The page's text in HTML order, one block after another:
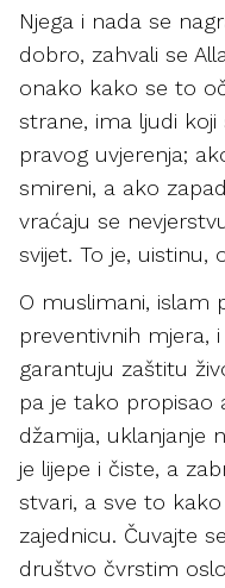
Njega i nada se
dobro, zahvali se
onako kako se to
strane, ima ljudi koji
pravog uvjerenja;
smireni, a ako
vraćaju se
svijet. To je, uistinu,
O muslimani, islam
preventivnih mjera,
garantuju zaštitu
pa je tako propisao
džamija, uklanjanje
je lijepe i čiste, a
stvari, a sve to
zajednicu. Čuvajte
društvo čvrstim